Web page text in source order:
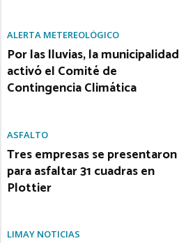
ALERTA METEREOLÓGICO
Por las lluvias, la municipalidad
activó el Comité de
Contingencia Climática
ASFALTO
Tres empresas se presentaron
para asfaltar 31 cuadras en
Plottier
LIMAY NOTICIAS